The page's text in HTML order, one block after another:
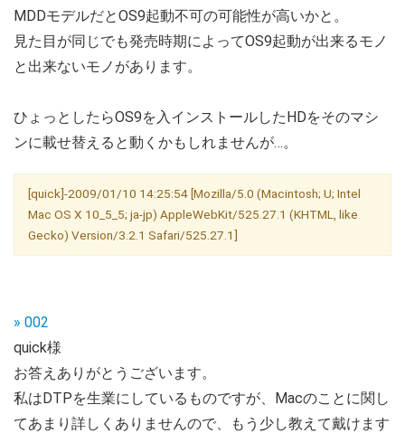
MDDモデルだとOS9起動不可の可能性が高いかと。
見た目が同じでも発売時期によってOS9起動が出来るモノ
と出来ないモノがあります。
ひょっとしたらOS9を入インストールしたHDをそのマシ
ンに載せ替えると動くかもしれませんが…。
[quick]-2009/01/10 14:25:54 [Mozilla/5.0 (Macintosh; U; Intel
Mac OS X 10_5_5; ja-jp) AppleWebKit/525.27.1 (KHTML, like
Gecko) Version/3.2.1 Safari/525.27.1]
» 002
quick様
お答えありがとうございます。
私はDTPを生業にしているものですが、Macのことに関し
てあまり詳しくありませんので、もう少し教えて戴けます